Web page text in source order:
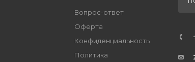
Вопрос-ответ
Оферта
Конфиденциальность
Политика